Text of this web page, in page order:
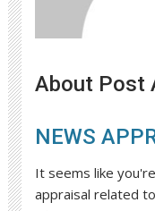
About Post
NEWS
It seems like
appraisal related